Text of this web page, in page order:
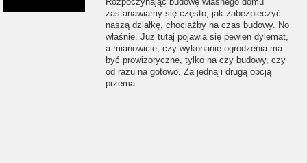
zastanawiamy się często, jak zabezpieczyć
naszą działkę, chociażby na czas budowy. No
właśnie. Już tutaj pojawia się pewien dylemat,
a mianowicie, czy wykonanie ogrodzenia ma
być prowizoryczne, tylko na czy budowy, czy
od razu na gotowo. Za jedną i drugą opcją
przema...